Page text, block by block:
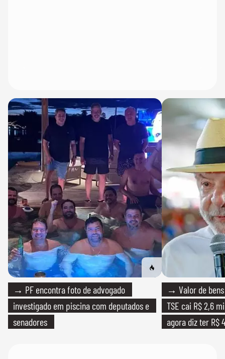
→ PF encontra foto de advogado
investigado em piscina com deputados e
senadores
→ Valor de
TSE cai R$ 2,6
agora diz ter R$